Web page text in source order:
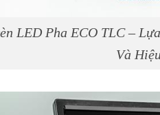
LED Pha ECO TLC –
Và